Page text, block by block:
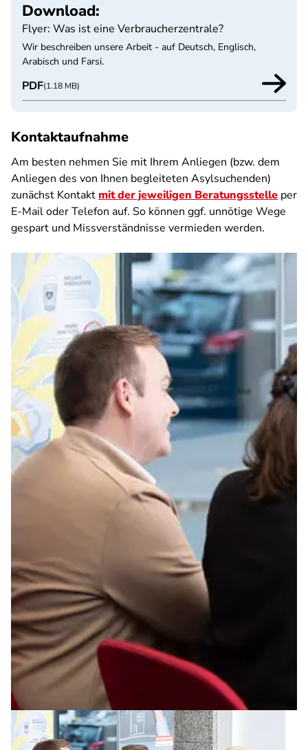
Download:
Flyer: Was ist eine Verbraucherzentrale?
Wir beschreiben unsere Arbeit - auf Deutsch, Englisch,
Arabisch und Farsi.
PDF(1.18 MB)
Kontaktaufnahme
Am besten nehmen Sie mit Ihrem Anliegen (bzw. dem
Anliegen des von Ihnen begleiteten Asylsuchenden)
zunächst Kontakt mit der jeweiligen Beratungsstelle per
E-Mail oder Telefon auf. So können ggf. unnötige Wege
gespart und Missverständnisse vermieden werden.